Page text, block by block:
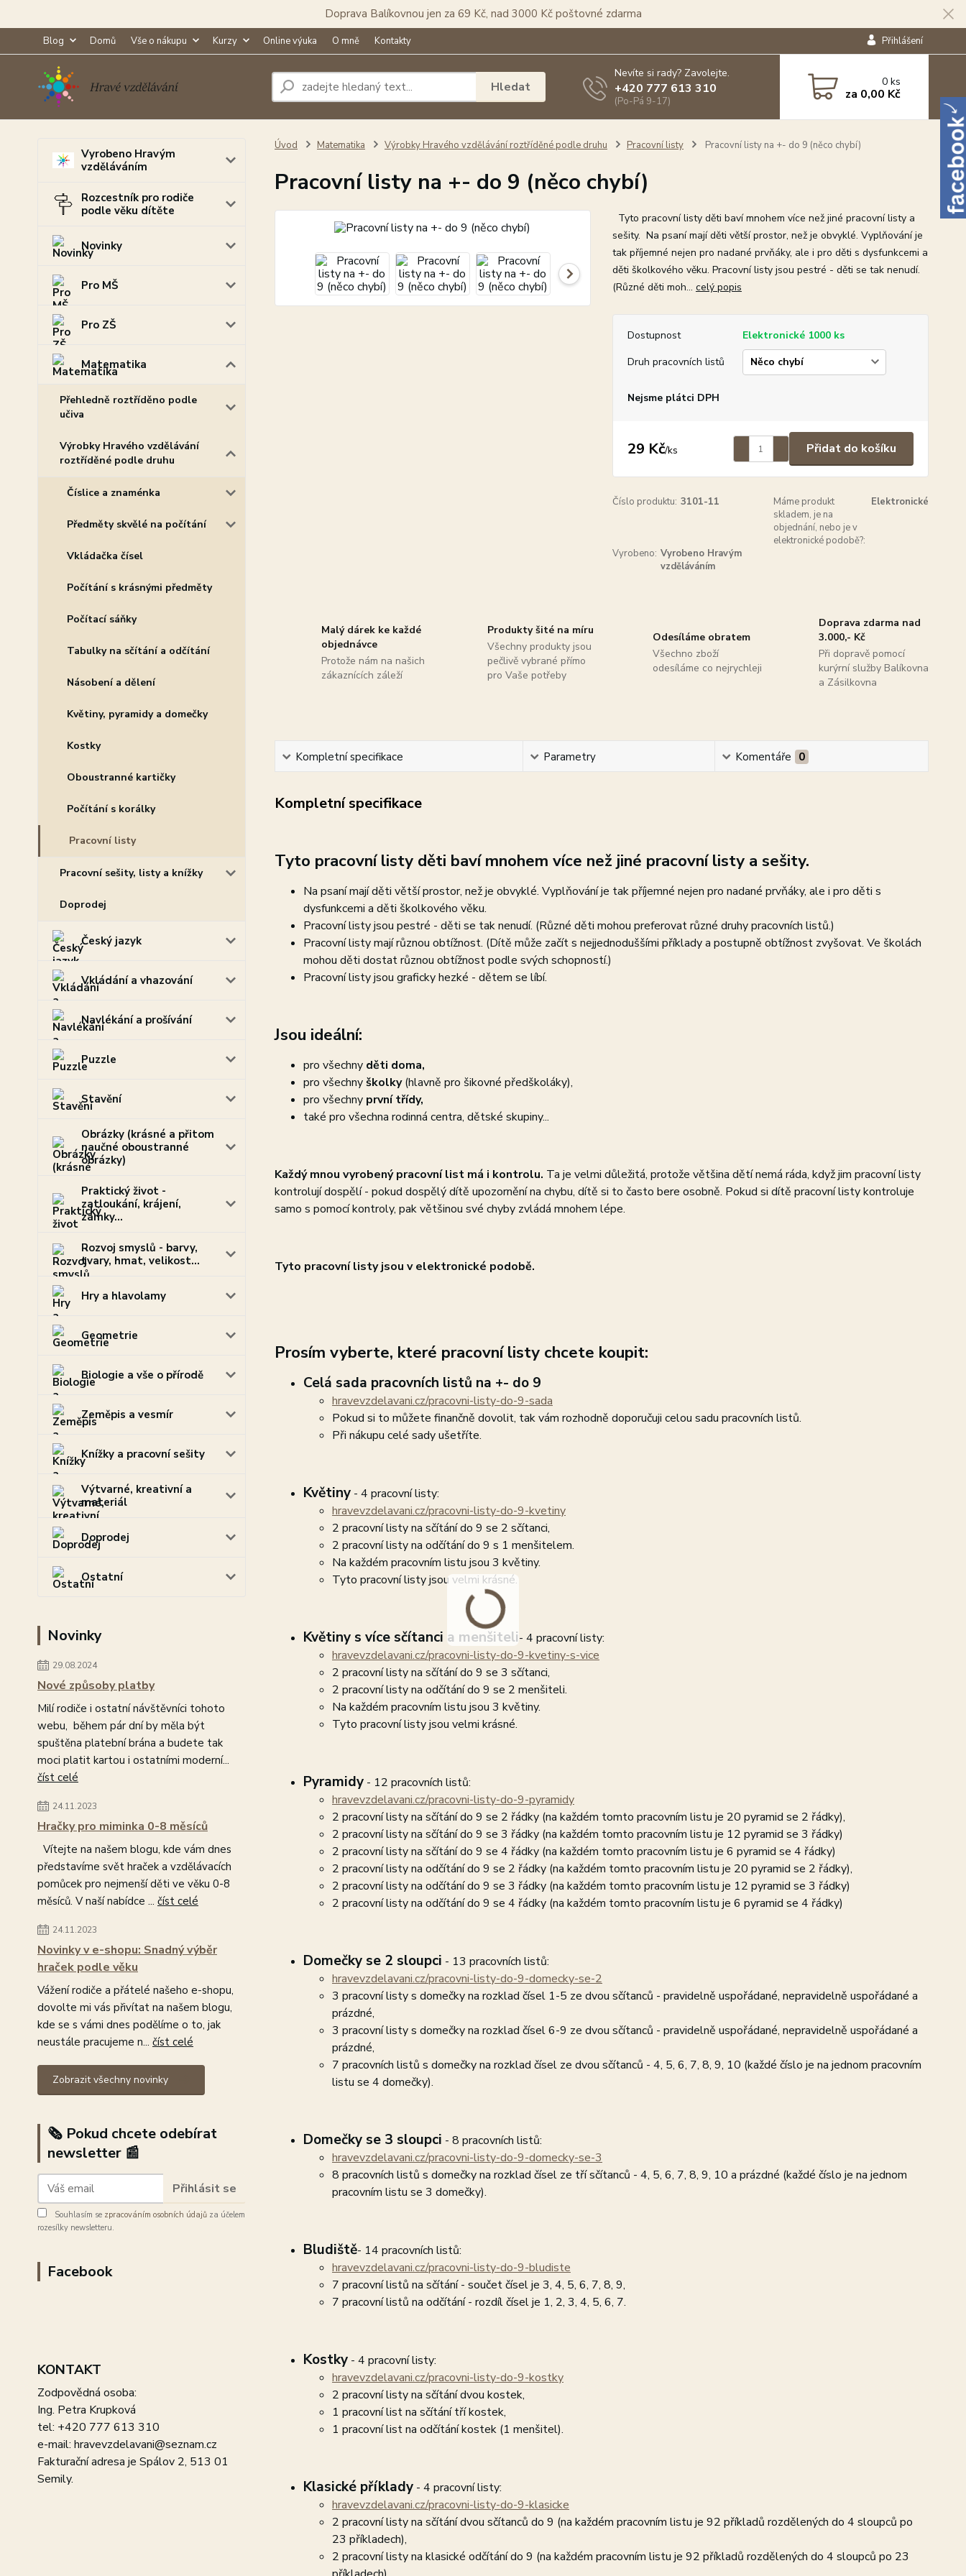
Doprava Balíkovnou jen za 69 Kč, nad 3000 Kč poštovné zdarma
Blog Domů Vše o nákupu Kurzy Online výuka O mně Kontakty Přihlášení
Hledat
Nevíte si rady? Zavolejte.
+420 777 613 310
(Po-Pá 9-17)
0ks
za 0,00 Kč
Vyrobeno Hravým
vzděláváním
Rozcestník pro rodiče
podle věku dítěte
Novinky
Pro MŠ
Pro ZŠ
Matematika
Přehledně roztříděno podle
učiva
Výrobky Hravého vzdělávání
roztříděné podle druhu
Číslice a znaménka
Předměty skvělé na počítání
Vkládačka čísel
Počítání s krásnými předměty
Počítací sáňky
Tabulky na sčítání a odčítání
Násobení a dělení
Květiny, pyramidy a domečky
Kostky
Oboustranné kartičky
Počítání s korálky
Pracovní listy
Pracovní sešity, listy a knížky
Doprodej
Český jazyk
Vkládání a vhazování
Navlékání a prošívání
Puzzle
Stavění
Obrázky (krásné a přitom
naučné oboustranné
obrázky)
Praktický život -
zatloukání, krájení,
zámky...
Rozvoj smyslů - barvy,
tvary, hmat, velikost...
Hry a hlavolamy
Geometrie
Biologie a vše o přírodě
Zeměpis a vesmír
Knížky a pracovní sešity
Výtvarné, kreativní a
materiál
Doprodej
Ostatní
Novinky
29.08.2024
Nové způsoby platby
Milí rodiče i ostatní návštěvníci tohoto
webu, během pár dní by měla být
spuštěna platební brána a budete tak
moci platit kartou i ostatními moderní...
číst celé
24.11.2023
Hračky pro miminka 0-8 měsíců
Vítejte na našem blogu, kde vám dnes
představíme svět hraček a vzdělávacích
pomůcek pro nejmenší děti ve věku 0-8
měsíců. V naší nabídce ... číst celé
24.11.2023
Novinky v e-shopu: Snadný výběr
hraček podle věku
Vážení rodiče a přátelé našeho e-shopu,
dovolte mi vás přivítat na našem blogu,
kde se s vámi dnes podělíme o to, jak
neustále pracujeme n... číst celé
Zobrazit všechny novinky
🗞️ Pokud chcete odebírat
newsletter 📰
Přihlásit se
Souhlasím se zpracováním osobních údajů za účelem
rozesílky newsletteru.
Facebook
KONTAKT
Zodpovědná osoba:
Ing. Petra Krupková
tel: +420 777 613 310
e-mail: hravevzdelavani@seznam.cz
Fakturační adresa je Spálov 2, 513 01
Semily.
Úvod Matematika Výrobky Hravého vzdělávání roztříděné podle druhu Pracovní listy Pracovní listy na +- do 9 (něco chybí)
Pracovní listy na +- do 9 (něco chybí)
Tyto pracovní listy děti baví mnohem více než jiné pracovní listy a
sešity. Na psaní mají děti větší prostor, než je obvyklé. Vyplňování je
tak příjemné nejen pro nadané prvňáky, ale i pro děti s dysfunkcemi a
děti školkového věku. Pracovní listy jsou pestré - děti se tak nenudí.
(Různé děti moh... celý popis
Dostupnost
Elektronické 1000 ks
Druh pracovních listů
Nejsme plátci DPH
29 Kč/ks Přidat do košíku
Číslo produktu: 3101-11
Máme produkt
skladem, je na
objednání, nebo je v
elektronické podobě?:
Elektronické
Vyrobeno: Vyrobeno Hravým
vzděláváním
Malý dárek ke každé
objednávce
Protože nám na našich
zákaznících záleží
Produkty šité na míru
Všechny produkty jsou
pečlivě vybrané přímo
pro Vaše potřeby
Odesíláme obratem
Všechno zboží
odesíláme co nejrychleji
Doprava zdarma nad
3.000,- Kč
Při dopravě pomocí
kurýrní služby Balíkovna
a Zásilkovna
Kompletní specifikace Parametry Komentáře 0
Kompletní specifikace
Tyto pracovní listy děti baví mnohem více než jiné pracovní listy a sešity.
Na psaní mají děti větší prostor, než je obvyklé. Vyplňování je tak příjemné nejen pro nadané prvňáky, ale i pro děti s
dysfunkcemi a děti školkového věku.
Pracovní listy jsou pestré - děti se tak nenudí. (Různé děti mohou preferovat různé druhy pracovních listů.)
Pracovní listy mají různou obtížnost. (Dítě může začít s nejjednoduššími příklady a postupně obtížnost zvyšovat. Ve školách
mohou děti dostat různou obtížnost podle svých schopností.)
Pracovní listy jsou graficky hezké - dětem se líbí.
Jsou ideální:
pro všechnyděti doma,
pro všechnyškolky(hlavně pro šikovné předškoláky),
pro všechny první třídy,
také pro všechna rodinná centra, dětské skupiny...
Každý mnou vyrobený pracovní list má i kontrolu. Ta je velmi důležitá, protože většina dětí nemá ráda, když jim pracovní listy
kontrolují dospělí - pokud dospělý dítě upozornění na chybu, dítě si to často bere osobně. Pokud si dítě pracovní listy kontroluje
samo s pomocí kontroly, pak většinou své chyby zvládá mnohem lépe.
Tyto pracovní listy jsou v elektronické podobě.
Prosím vyberte, které pracovní listy chcete koupit:
Celá sada pracovních listů na +- do 9
hravevzdelavani.cz/pracovni-listy-do-9-sada
Pokud si to můžete finančně dovolit, tak vám rozhodně doporučuji celou sadu pracovních listů.
Při nákupu celé sady ušetříte.
Květiny- 4 pracovní listy:
hravevzdelavani.cz/pracovni-listy-do-9-kvetiny
2 pracovní listy na sčítání do 9 se 2 sčítanci,
2 pracovní listy na odčítání do 9 s 1 menšitelem.
Na každém pracovním listu jsou 3 květiny.
Tyto pracovní listy jsou velmi krásné.
Květiny s více sčítanci a menšiteli- 4 pracovní listy:
hravevzdelavani.cz/pracovni-listy-do-9-kvetiny-s-vice
2 pracovní listy na sčítání do 9 se 3 sčítanci,
2 pracovní listy na odčítání do 9 se 2 menšiteli.
Na každém pracovním listu jsou 3 květiny.
Tyto pracovní listy jsou velmi krásné.
Pyramidy- 12 pracovních listů:
hravevzdelavani.cz/pracovni-listy-do-9-pyramidy
2 pracovní listy na sčítání do 9 se 2 řádky (na každém tomto pracovním listu je 20 pyramid se 2 řádky),
2 pracovní listy na sčítání do 9 se 3 řádky (na každém tomto pracovním listu je 12 pyramid se 3 řádky)
2 pracovní listy na sčítání do 9 se 4 řádky (na každém tomto pracovním listu je 6 pyramid se 4 řádky)
2 pracovní listy na odčítání do 9 se 2 řádky (na každém tomto pracovním listu je 20 pyramid se 2 řádky),
2 pracovní listy na odčítání do 9 se 3 řádky (na každém tomto pracovním listu je 12 pyramid se 3 řádky)
2 pracovní listy na odčítání do 9 se 4 řádky (na každém tomto pracovním listu je 6 pyramid se 4 řádky)
Domečky se 2 sloupci - 13 pracovních listů:
hravevzdelavani.cz/pracovni-listy-do-9-domecky-se-2
3 pracovní listy s domečky na rozklad čísel 1-5 ze dvou sčítanců - pravidelně uspořádané, nepravidelně uspořádané a
prázdné,
3 pracovní listy s domečky na rozklad čísel 6-9 ze dvou sčítanců - pravidelně uspořádané, nepravidelně uspořádané a
prázdné,
7 pracovních listů s domečky na rozklad čísel ze dvou sčítanců - 4, 5, 6, 7, 8, 9, 10 (každé číslo je na jednom pracovním
listu se 4 domečky).
Domečky se 3 sloupci - 8 pracovních listů:
hravevzdelavani.cz/pracovni-listy-do-9-domecky-se-3
8 pracovních listů s domečky na rozklad čísel ze tří sčítanců - 4, 5, 6, 7, 8, 9, 10 a prázdné (každé číslo je na jednom
pracovním listu se 3 domečky).
Bludiště- 14 pracovních listů:
hravevzdelavani.cz/pracovni-listy-do-9-bludiste
7 pracovní listů na sčítání - součet čísel je 3, 4, 5, 6, 7, 8, 9,
7 pracovní listů na odčítání - rozdíl čísel je 1, 2, 3, 4, 5, 6, 7.
Kostky- 4 pracovní listy:
hravevzdelavani.cz/pracovni-listy-do-9-kostky
2 pracovní listy na sčítání dvou kostek,
1 pracovní list na sčítání tří kostek,
1 pracovní list na odčítání kostek (1 menšitel).
Klasické příklady- 4 pracovní listy:
hravevzdelavani.cz/pracovni-listy-do-9-klasicke
2 pracovní listy na sčítání dvou sčítanců do 9 (na každém pracovním listu je 92 příkladů rozdělených do 4 sloupců po
23 příkladech),
2 pracovní listy na klasické odčítání do 9 (na každém pracovním listu je 92 příkladů rozdělených do 4 sloupců po 23